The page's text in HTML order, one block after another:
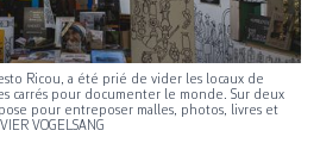
Ricou, a été prié de vider les locaux de
carrés pour documenter le monde. Sur deux
pour entreposer malles, photos, livres et
VOGELSANG